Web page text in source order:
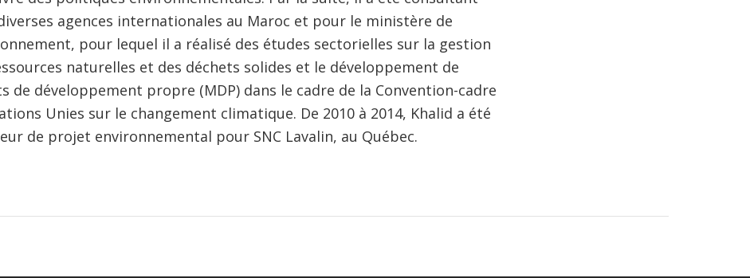
agences internationales au Maroc et pour le ministère de
pour lequel il a réalisé des études sectorielles sur la gestion
naturelles et des déchets solides et le développement de
de développement propre (MDP) dans le cadre de la Convention-cadre
Unies sur le changement climatique. De 2010 à 2014, Khalid a été
de projet environnemental pour SNC Lavalin, au Québec.